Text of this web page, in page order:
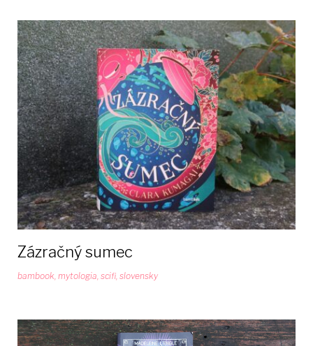
Značka:
scifi
Zázračný sumec
bambook mytologia scifi slovensky